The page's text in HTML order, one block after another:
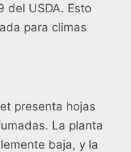
del USDA. Esto
para climas
presenta hojas
La planta
baja, y la